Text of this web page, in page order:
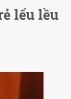
lếu lều